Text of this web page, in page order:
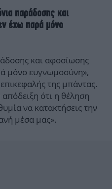
παράδοσης και
έχω παρά μόνο
και αφοσίωσης
μόνο ευγνωμοσύνη»,
της μπάντας.
ότι η θέληση
να κατακτήσεις την
μέσα μας».